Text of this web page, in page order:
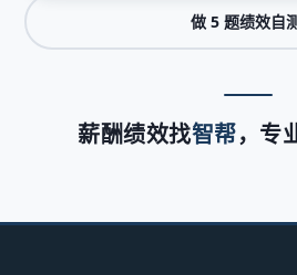
做 5 题绩效自
薪酬绩效找智帮，专